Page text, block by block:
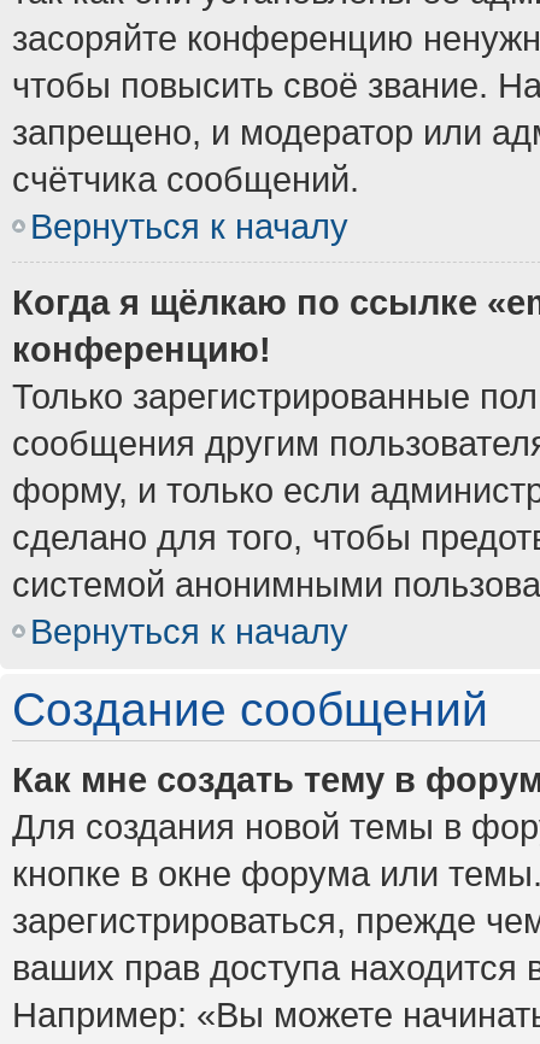
засоряйте конференцию
чтобы повысить своё звание.
запрещено, и модератор или
счётчика сообщений.
Вернуться к началу
Когда я щёлкаю по ссылке
конференцию!
Только зарегистрированные
сообщения другим
форму, и только если
сделано для того, чтобы
системой анонимными
Вернуться к началу
Создание сообщений
Как мне создать тему в
Для создания новой темы в
кнопке в окне форума или
зарегистрироваться, прежде
ваших прав доступа
Например: «Вы можете